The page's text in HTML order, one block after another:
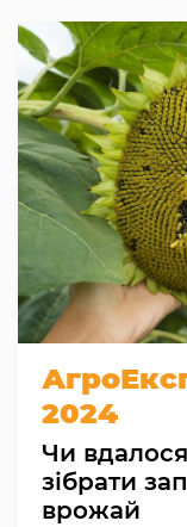
2024
Чи
зібрати
врожай